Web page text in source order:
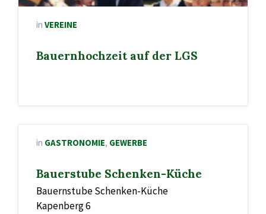
in VEREINE
Bauernhochzeit auf der LGS
in GASTRONOMIE, GEWERBE
Bauerstube Schenken-Küche
Bauernstube Schenken-Küche
Kapenberg 6